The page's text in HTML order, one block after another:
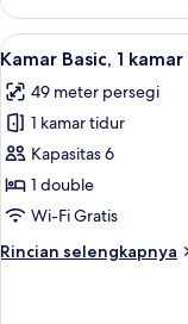
F1
))
Kamar
Basic,
1
tidur
(Punky
F1
))
Lihat
semua
foto
untuk
Kamar
Basic,
1
tidur
6
Kamar Basic, 1
49 meter persegi
1 kamar tidur
Kapasitas 6
1 double
Wi-Fi Gratis
Rincian selengkapnya
Rincian